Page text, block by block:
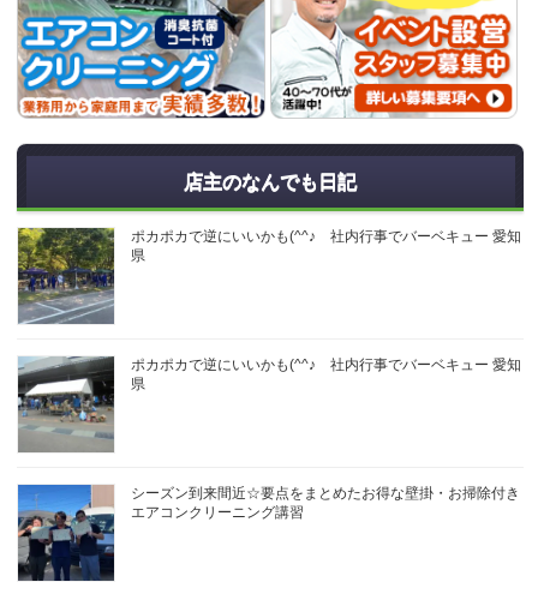
店主のなんでも日記
ポカポカで逆にいいかも(^^♪ 社内行事でバーベキュー 愛知
県
ポカポカで逆にいいかも(^^♪ 社内行事でバーベキュー 愛知
県
シーズン到来間近☆要点をまとめたお得な壁掛・お掃除付き
エアコンクリーニング講習